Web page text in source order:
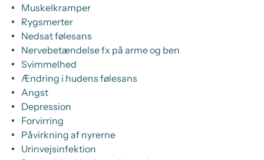
Muskelkramper
Rygsmerter
Nedsat følesans
Nervebetændelse fx på arme og ben
Svimmelhed
Ændring i hudens følesans
Angst
Depression
Forvirring
Påvirkning af nyrerne
Urinvejsinfektion